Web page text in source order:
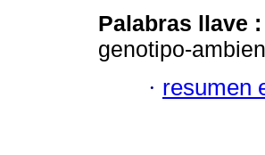
Palabras llave :
genotipo-
· resumen